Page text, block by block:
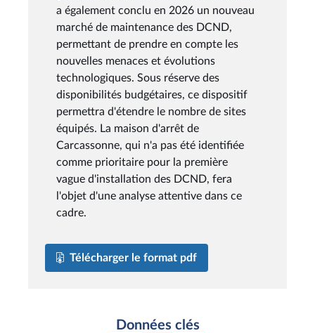
a également conclu en 2026 un nouveau
marché de maintenance des DCND,
permettant de prendre en compte les
nouvelles menaces et évolutions
technologiques. Sous réserve des
disponibilités budgétaires, ce dispositif
permettra d'étendre le nombre de sites
équipés. La maison d'arrêt de
Carcassonne, qui n'a pas été identifiée
comme prioritaire pour la première
vague d'installation des DCND, fera
l'objet d'une analyse attentive dans ce
cadre.
Télécharger le format pdf
Données clés